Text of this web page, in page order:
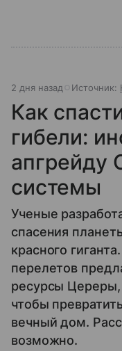
2 дня назад Источник:
Как
гибели:
апгрейду
системы
Ученые
спасения
красного
перелетов
ресурсы
чтобы
вечный дом.
возможно.